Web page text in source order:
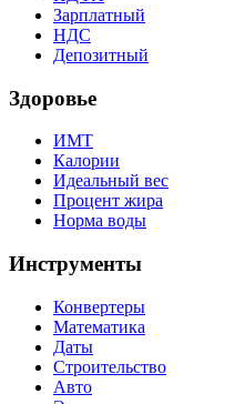
Зарплатный
НДС
Депозитный
Здоровье
ИМТ
Калории
Идеальный вес
Процент жира
Норма воды
Инструменты
Конвертеры
Математика
Даты
Строительство
Авто